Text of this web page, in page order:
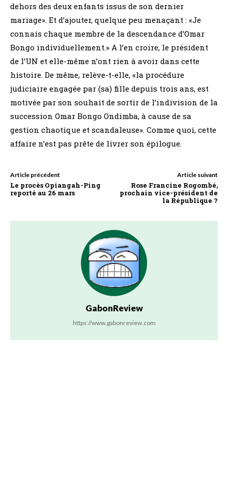
dehors des deux enfants issus de son dernier
mariage». Et d’ajouter, quelque peu menaçant : «Je
connais chaque membre de la descendance d’Omar
Bongo individuellement.» A l’en croire, le président
de l’UN et elle-même n’ont rien à avoir dans cette
histoire. De même, relève-t-elle, «la procédure
judiciaire engagée par (sa) fille depuis trois ans, est
motivée par son souhait de sortir de l’indivision de la
succession Omar Bongo Ondimba, à cause de sa
gestion chaotique et scandaleuse». Comme quoi, cette
affaire n’est pas prête de livrer son épilogue.
Article précédent
Le procès Opiangah-Ping
reporté au 26 mars
Article suivant
Rose Francine Rogombé,
prochain vice-président de
la République ?
GabonReview
https://www.gabonreview.com